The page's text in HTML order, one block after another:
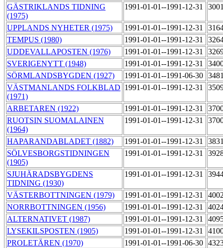
GÄSTRIKLANDS TIDNING
(1975)
1991-01-01--1991-12-31
UPPLANDS NYHETER (1975) 1991-01-01--1991-12-31
TEMPUS (1980)
1991-01-01--1991-12-31
UDDEVALLAPOSTEN (1976)
1991-01-01--1991-12-31
SVERIGENYTT (1948)
1991-01-01--1991-12-31
SÖRMLANDSBYGDEN (1927)
1991-01-01--1991-06-30
VÄSTMANLANDS FOLKBLAD
(1971)
1991-01-01--1991-12-31
ARBETAREN (1922) 1991-01-01--1991-12-31
RUOTSIN SUOMALAINEN
(1964)
1991-01-01--1991-12-31
HAPARANDABLADET (1882) 1991-01-01--1991-12-31
SÖLVESBORGSTIDNINGEN
(1905)
1991-01-01--1991-12-31
SJUHÄRADSBYGDENS
TIDNING (1930)
1991-01-01--1991-12-31
VÄSTERBOTTNINGEN (1979) 1991-01-01--1991-12-31
NORRBOTTNINGEN (1956)
1991-01-01--1991-12-31
ALTERNATIVET (1987)
1991-01-01--1991-12-31
LYSEKILSPOSTEN (1905)
1991-01-01--1991-12-31
PROLETÄREN (1970)
1991-01-01--1991-06-30